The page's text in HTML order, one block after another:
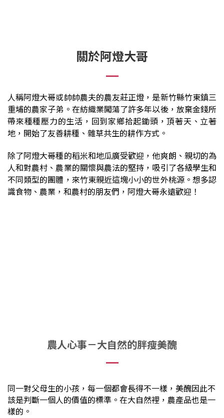
關於阿燈大哥
人稱阿燈大哥或帥帥農夫的農友莊正燈，是新竹縣竹東鎮三
重埔的農家子弟。在紡織業闖蕩了許多年以後，放棄金錢所
帶來種種壓力的生活，回到家鄉拾起鋤頭，頂著天、立著
地，開始了友善耕種、雜草共生的耕作方式。
除了阿燈大哥種的稻米和地瓜廣受歡迎，他爽朗、親切的為
人和對農村、農業的關懷與農法的堅持，吸引了各級學生和
不同類型的團體，來竹東親近這塊小小的世外桃源。想多認
識食物、農業，和農村的朋友們，阿燈大哥永遠歡迎！
農人心事－大自然的胖瘦美醜
同一對父母生的小孩，每一個都會長得不一樣，美醜因此不
該是判斷一個人的價值的標準。在大自然裡，農產品也是一
樣的。